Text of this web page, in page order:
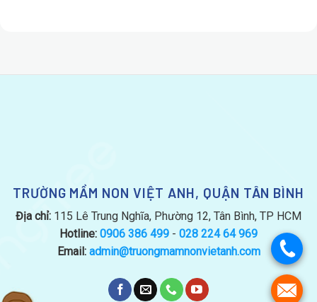
.
.
TRƯỜNG MẦM NON VIỆT ANH, QUẬN TÂN BÌNH
Địa chỉ: 115 Lê Trung Nghĩa, Phường 12, Tân Bình, TP HCM
Hotline: 0906 386 499 - 028 224 64 969
Email: admin@truongmamnonvietanh.com